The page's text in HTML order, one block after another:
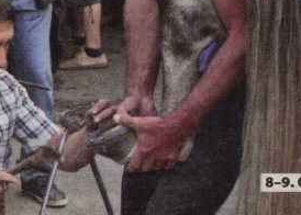
8-9 .